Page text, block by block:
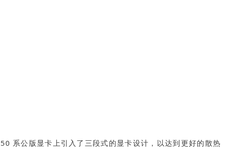
系公版显卡上引入了三段式的显卡设计，以达到更好的散热